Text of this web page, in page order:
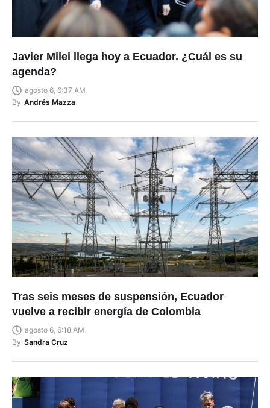
Javier Milei llega hoy a Ecuador. ¿Cuál es su
agenda?
agosto 6, 6:37 AM
By Andrés Mazza
Tras seis meses de suspensión, Ecuador
vuelve a recibir energía de Colombia
agosto 6, 6:18 AM
By Sandra Cruz